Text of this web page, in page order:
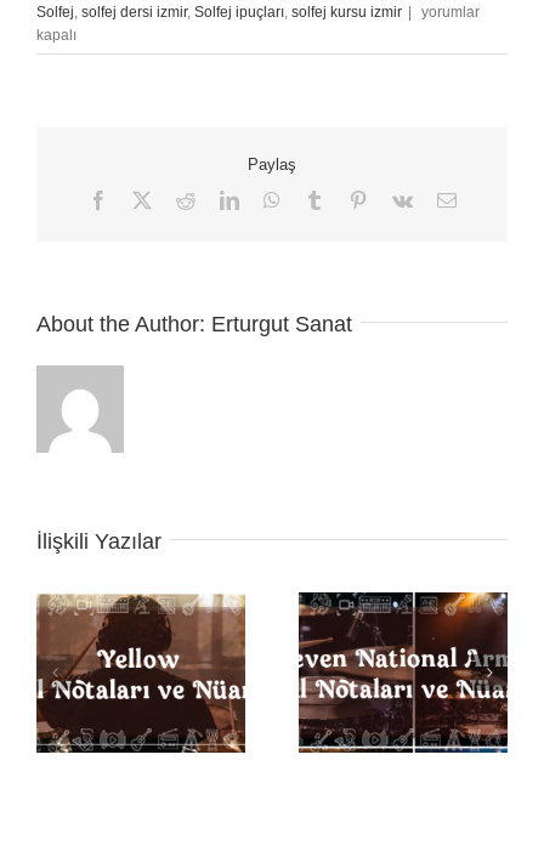
Solfej, solfej dersi izmir, Solfej ipuçları, solfej kursu izmir
Bona
Kısa
yorumlar
kapalı
Paylaş
Facebook RedditLinkedInWhatsApp
Tumblr Pinterest
Vk
E-
About the Author: Erturgut Sanat
İlişkili Yazılar
Seven Nation Army
Davul Notaları ve
Nüansları
Back in Black Davul
Notaları ve Nüansları